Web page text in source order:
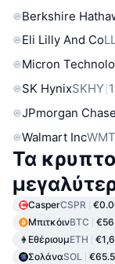
Berkshire
Eli Lilly And Co
Micron
SK HynixSKHY
JPmorgan
Walmart IncWMT
Τα
CasperCSPR
ΜπιτκόινBTC
ΕθέριουμETH
ΣολάναSOL